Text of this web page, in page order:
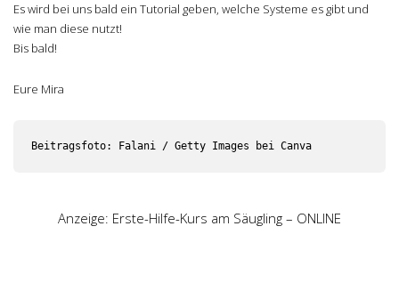
Es wird bei uns bald ein Tutorial geben, welche Systeme es gibt und
wie man diese nutzt!
Bis bald!
Eure Mira
Beitragsfoto: Falani / Getty Images bei Canva
Anzeige: Erste-Hilfe-Kurs am Säugling – ONLINE